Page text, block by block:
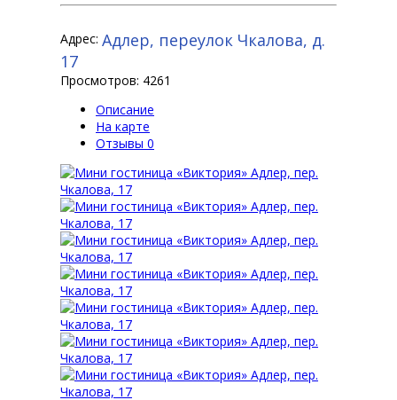
Адрес: Адлер, переулок Чкалова, д.
17
Просмотров: 4261
Описание
На карте
Отзывы 0